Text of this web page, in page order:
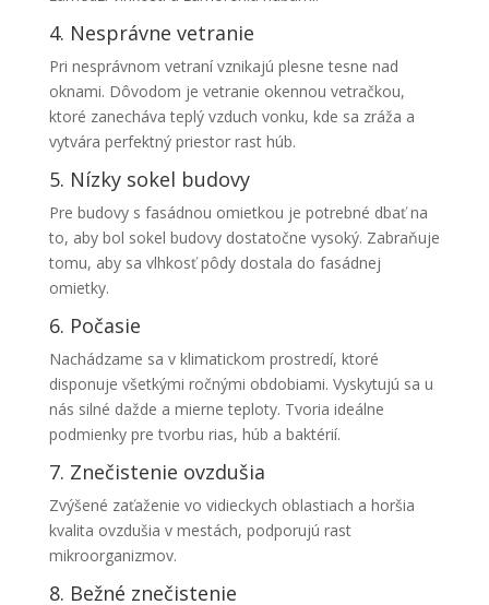
4. Nesprávne vetranie
Pri nesprávnom vetraní vznikajú plesne tesne nad
oknami. Dôvodom je vetranie okennou vetračkou,
ktoré zanecháva teplý vzduch vonku, kde sa zráža a
vytvára perfektný priestor rast húb.
5. Nízky sokel budovy
Pre budovy s fasádnou omietkou je potrebné dbať na
to, aby bol sokel budovy dostatočne vysoký. Zabraňuje
tomu, aby sa vlhkosť pôdy dostala do fasádnej
omietky.
6. Počasie
Nachádzame sa v klimatickom prostredí, ktoré
disponuje všetkými ročnými obdobiami. Vyskytujú sa u
nás silné dažde a mierne teploty. Tvoria ideálne
podmienky pre tvorbu rias, húb a baktérií.
7. Znečistenie ovzdušia
Zvýšené zaťaženie vo vidieckych oblastiach a horšia
kvalita ovzdušia v mestách, podporujú rast
mikroorganizmov.
8. Bežné znečistenie